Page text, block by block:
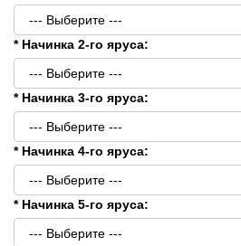
* Начинка 2-го яруса:
* Начинка 3-го яруса:
* Начинка 4-го яруса:
* Начинка 5-го яруса: